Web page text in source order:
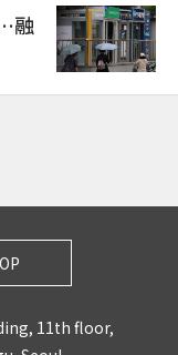
融
11th floor,